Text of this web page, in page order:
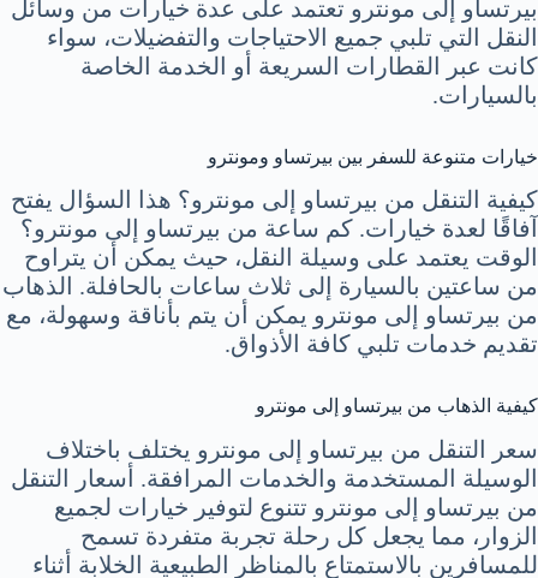
بيرتساو إلى مونترو تعتمد على عدة خيارات من وسائل
النقل التي تلبي جميع الاحتياجات والتفضيلات، سواء
كانت عبر القطارات السريعة أو الخدمة الخاصة
بالسيارات.
خيارات متنوعة للسفر بين بيرتساو ومونترو
كيفية التنقل من بيرتساو إلى مونترو؟ هذا السؤال يفتح
آفاقًا لعدة خيارات. كم ساعة من بيرتساو إلى مونترو؟
الوقت يعتمد على وسيلة النقل، حيث يمكن أن يتراوح
من ساعتين بالسيارة إلى ثلاث ساعات بالحافلة. الذهاب
من بيرتساو إلى مونترو يمكن أن يتم بأناقة وسهولة، مع
تقديم خدمات تلبي كافة الأذواق.
كيفية الذهاب من بيرتساو إلى مونترو
سعر التنقل من بيرتساو إلى مونترو يختلف باختلاف
الوسيلة المستخدمة والخدمات المرافقة. أسعار التنقل
من بيرتساو إلى مونترو تتنوع لتوفير خيارات لجميع
الزوار، مما يجعل كل رحلة تجربة متفردة تسمح
للمسافرين بالاستمتاع بالمناظر الطبيعية الخلابة أثناء